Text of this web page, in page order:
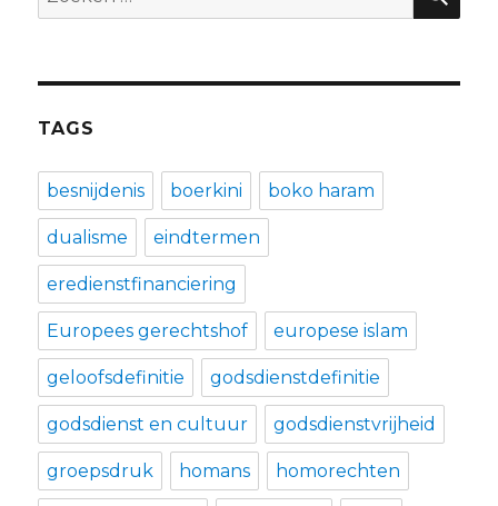
naar:
TAGS
besnijdenis boerkini boko haram
dualisme eindtermen
eredienstfinanciering
Europees gerechtshof europese islam
geloofsdefinitie godsdienstdefinitie
godsdienst en cultuur godsdienstvrijheid
groepsdruk homans homorechten